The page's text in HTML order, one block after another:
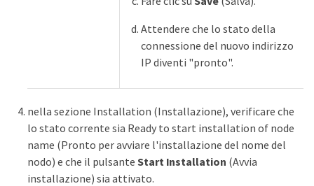
Attendere che lo stato della
connessione del nuovo indirizzo
IP diventi "pronto".
nella sezione Installation (Installazione), verificare che
lo stato corrente sia Ready to start installation of node
name (Pronto per avviare l'installazione del nome del
nodo) e che il pulsante Start Installation (Avvia
installazione) sia attivato.